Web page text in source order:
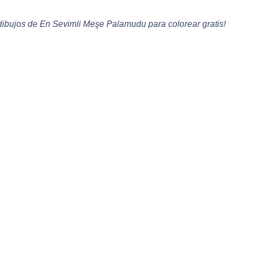
de En Sevimli Meşe Palamudu para colorear gratis!